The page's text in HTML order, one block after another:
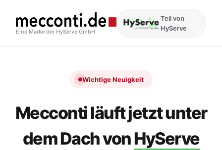
Eine Marke der HyServe GmbH
Teil von
HyServe
Wichtige Neuigkeit
Mecconti läuft jetzt unter
dem Dach vonHyServe